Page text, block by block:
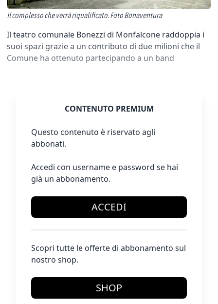
Il complesso che verrà riqualificato. Foto Bonaventura
Il teatro comunale Bonezzi di Monfalcone raddoppia i
suoi spazi grazie a un contributo di due milioni che il
Comune ha ottenuto partecipando a un band
CONTENUTO PREMIUM
Questo contenuto è riservato agli
abbonati.
Accedi con username e password se hai
già un abbonamento.
ACCEDI
Scopri tutte le offerte di abbonamento sul
nostro shop.
SHOP